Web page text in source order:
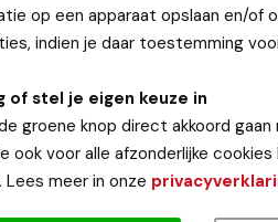
op een apparaat opslaan en/of
indien je daar toestemming
of stel je eigen keuze in
groene knop direct akkoord
ook voor alle afzonderlijke
meer in onze
Koud, nat, vermoeiend maar
hele groep mee te doen vanuit
haha!”
gezondheid en steunt